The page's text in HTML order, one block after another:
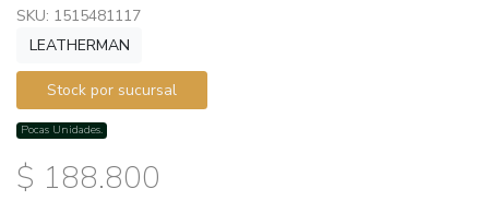
SKU: 1515481117
LEATHERMAN
Stock por sucursal
Pocas Unidades.
$ 188.800